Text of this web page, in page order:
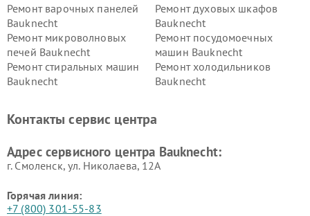
Ремонт варочных панелей
Bauknecht
Ремонт духовых шкафов
Bauknecht
Ремонт микроволновых
печей Bauknecht
Ремонт посудомоечных
машин Bauknecht
Ремонт стиральных машин
Bauknecht
Ремонт холодильников
Bauknecht
Контакты сервис центра
Адрес сервисного центра Bauknecht:
г. Смоленск, ул. Николаева, 12А
Горячая линия:
+7 (800) 301-55-83